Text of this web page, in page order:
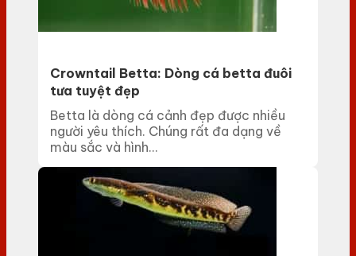
Crowntail Betta: Dòng cá betta đuôi
tưa tuyệt đẹp
Betta là dòng cá cảnh đẹp được nhiều
người yêu thích. Chúng rất đa dạng về
màu sắc và hình...